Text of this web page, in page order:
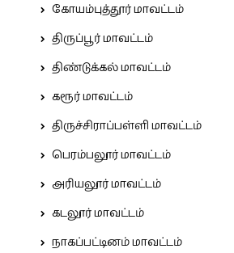
கோயம்புத்தூர் மாவட்டம்
திருப்பூர் மாவட்டம்
திண்டுக்கல் மாவட்டம்
கரூர் மாவட்டம்
திருச்சிராப்பள்ளி மாவட்டம்
பெரம்பலூர் மாவட்டம்
அரியலூர் மாவட்டம்
கடலூர் மாவட்டம்
நாகப்பட்டினம் மாவட்டம்